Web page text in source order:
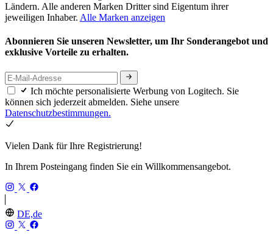
Ländern. Alle anderen Marken Dritter sind Eigentum ihrer
jeweiligen Inhaber. Alle Marken anzeigen
Abonnieren Sie unseren Newsletter, um Ihr Sonderangebot und
exklusive Vorteile zu erhalten.
Ich möchte personalisierte Werbung von Logitech. Sie
können sich jederzeit abmelden. Siehe unsere
Datenschutzbestimmungen.
Vielen Dank für Ihre Registrierung!
In Ihrem Posteingang finden Sie ein Willkommensangebot.
DE,de